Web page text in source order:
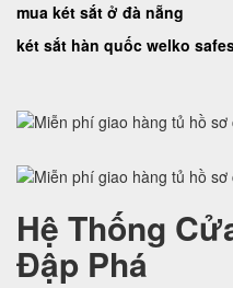
mua két sắt ở đà nẵng
két sắt hàn quốc welko
Hệ Thống
Đập Phá